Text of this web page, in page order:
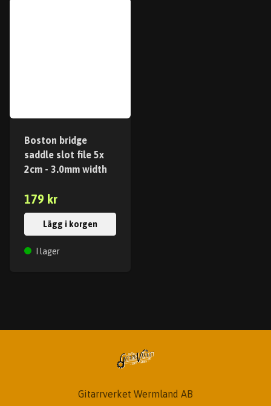
Boston bridge
saddle slot file 5x
2cm - 3.0mm width
179 kr
Lägg i korgen
I lager
Gitarrverket Wermland AB